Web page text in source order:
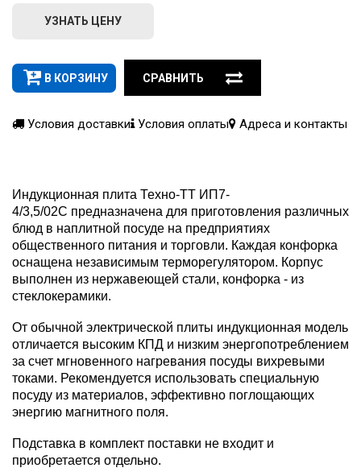
УЗНАТЬ ЦЕНУ
В КОРЗИНУ СРАВНИТЬ
Условия доставки Условия оплаты Адреса и контакты
Индукционная плита Техно-ТТ ИП7-
4/3,5/02С предназначена для приготовления различных
блюд в наплитной посуде на предприятиях
общественного питания и торговли. Каждая конфорка
оснащена независимым терморегулятором. Корпус
выполнен из нержавеющей стали, конфорка - из
стеклокерамики.
От обычной электрической плиты индукционная модель
отличается высоким КПД и низким энергопотреблением
за счет мгновенного нагревания посуды вихревыми
токами. Рекомендуется использовать специальную
посуду из материалов, эффективно поглощающих
энергию магнитного поля.
Подставка в комплект поставки не входит и
приобретается отдельно.